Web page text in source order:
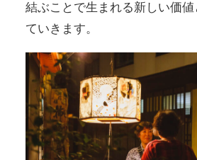
結ぶことで生まれる新しい価
ていきます。